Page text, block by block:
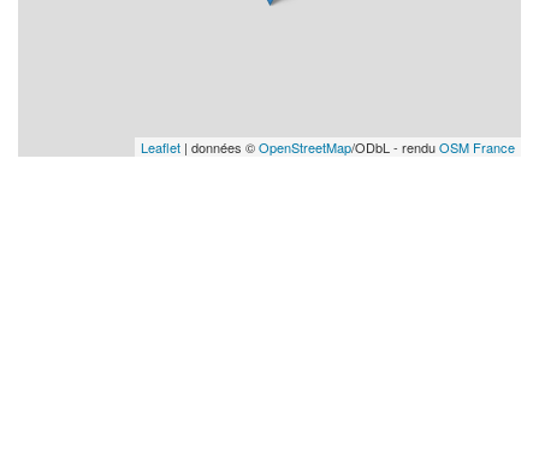
Leaflet | données ©OpenStreetMap/ODbL - renduOSM France